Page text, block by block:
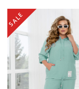
SALE